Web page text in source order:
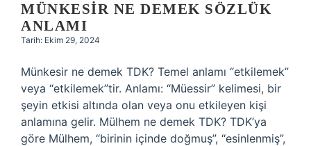
MÜNKESIR NE DEMEK SÖZLÜK
ANLAMI
Tarih: Ekim 29, 2024
Münkesir ne demek TDK? Temel anlamı “etkilemek”
veya “etkilemek”tir. Anlamı: “Müessir” kelimesi, bir
şeyin etkisi altında olan veya onu etkileyen kişi
anlamına gelir. Mülhem ne demek TDK? TDK’ya
göre Mülhem, “birinin içinde doğmuş”, “esinlenmiş”,